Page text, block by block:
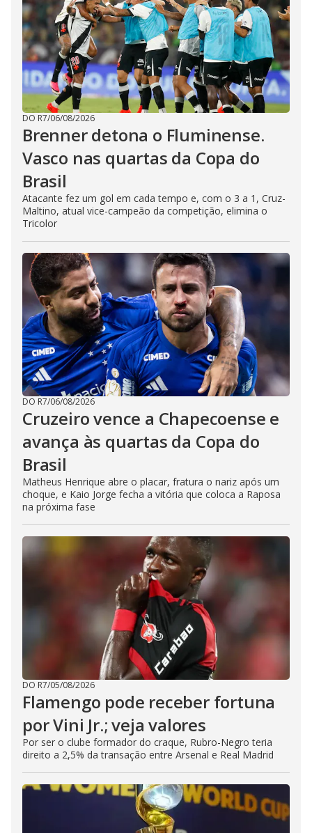
DO R7/06/08/2026
Brenner detona o Fluminense.
Vasco nas quartas da Copa do
Brasil
Atacante fez um gol em cada tempo e, com o 3 a 1, Cruz-
Maltino, atual vice-campeão da competição, elimina o
Tricolor
DO R7/06/08/2026
Cruzeiro vence a Chapecoense e
avança às quartas da Copa do
Brasil
Matheus Henrique abre o placar, fratura o nariz após um
choque, e Kaio Jorge fecha a vitória que coloca a Raposa
na próxima fase
DO R7/05/08/2026
Flamengo pode receber fortuna
por Vini Jr.; veja valores
Por ser o clube formador do craque, Rubro-Negro teria
direito a 2,5% da transação entre Arsenal e Real Madrid